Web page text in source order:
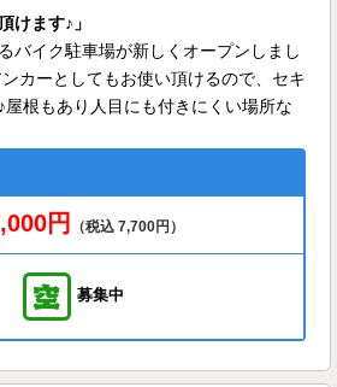
けます♪」
バイク駐車場が新しくオープンしまし
カーとしてもお使い頂けるので、セキ
屋根もあり人目にも付きにくい場所な
円 （税込 7,700円）
募集中